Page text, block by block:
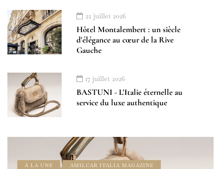
22 juillet 2026
Hôtel Montalembert : un siècle
d'élégance au cœur de la Rive
Gauche
17 juillet 2026
BASTUNI - L'Italie éternelle au
service du luxe authentique
À LA UNE
AMILCAR ITALIA MAGAZINE